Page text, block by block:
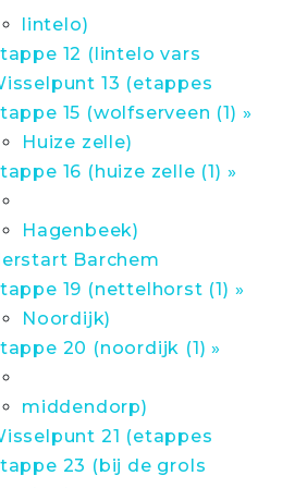
lintelo)
12 (lintelo vars
13 (etappes
15 (wolfserveen (1) »
Huize zelle)
16 (huize zelle (1) »
Hagenbeek)
Barchem
19 (nettelhorst (1) »
Noordijk)
20 (noordijk (1) »
middendorp)
21 (etappes
23 (bij de grols